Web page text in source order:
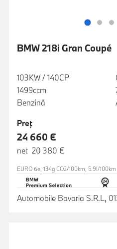
BMW 218i Gran Coupé
103KW / 140CP
1499ccm
Benzină
Preţ
24 660 €
net 20 380 €
EURO 6e, 134g CO2/100km, 5.9l/100km
Automobile Bavaria S.R.L,